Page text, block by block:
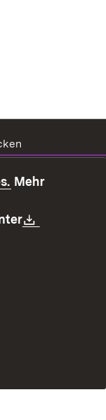
zur
Link melden
Mehr